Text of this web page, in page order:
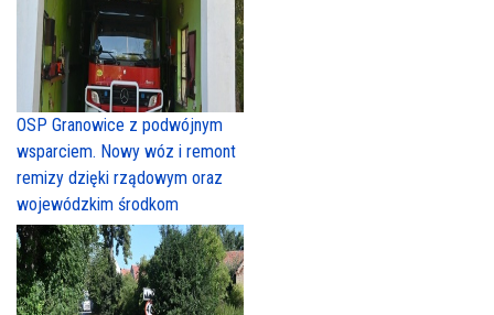
OSP Granowice z podwójnym
wsparciem. Nowy wóz i remont
remizy dzięki rządowym oraz
wojewódzkim środkom